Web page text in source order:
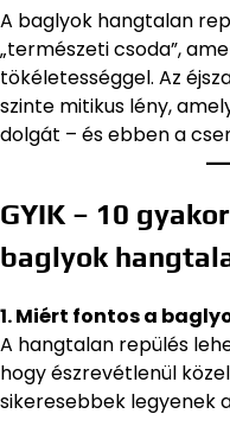
A baglyok hangtalan
„természeti csoda”,
tökéletességgel. Az
szinte mitikus lény,
dolgát – és ebben a
GYIK – 10
baglyok
1. Miért fontos a
A hangtalan repülés
hogy észrevétlenül
sikeresebbek legyenek